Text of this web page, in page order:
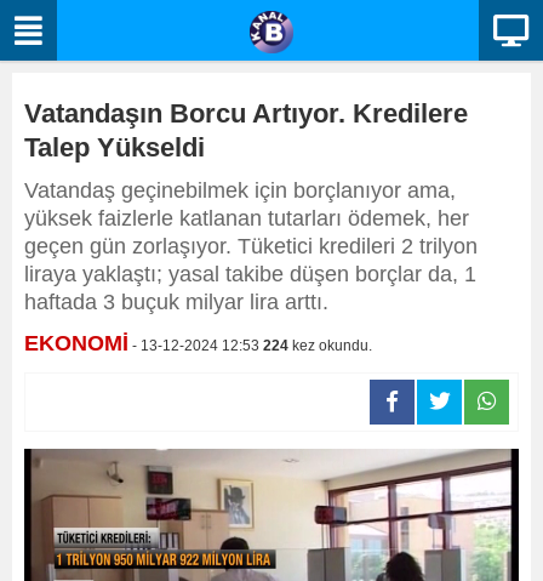
Vatandaşın Borcu Artıyor. Kredilere
Talep Yükseldi
Vatandaş geçinebilmek için borçlanıyor ama,
yüksek faizlerle katlanan tutarları ödemek, her
geçen gün zorlaşıyor. Tüketici kredileri 2 trilyon
liraya yaklaştı; yasal takibe düşen borçlar da, 1
haftada 3 buçuk milyar lira arttı.
EKONOMİ - 13-12-2024 12:53 224 kez okundu.